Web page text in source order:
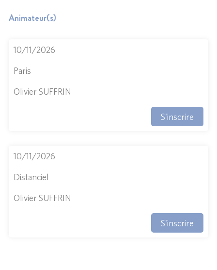
Animateur(s)
10/11/2026
Paris
Olivier SUFFRIN
S'inscrire
10/11/2026
Distanciel
Olivier SUFFRIN
S'inscrire